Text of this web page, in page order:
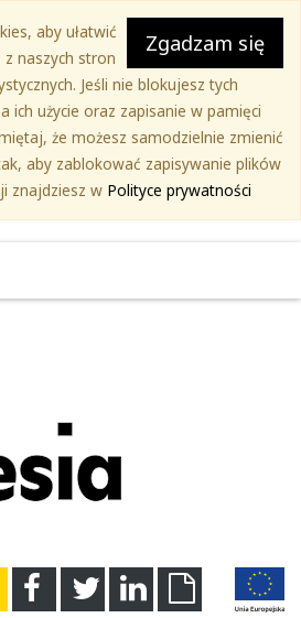
Zgadzam się
aby ułatwić
naszych stron
Jeśli nie blokujesz tych
ich użycie oraz zapisanie w pamięci
że możesz samodzielnie zmienić
aby zablokować zapisywanie plików
znajdziesz w Polityce prywatności
FacebookTwitterLinkedinDownload